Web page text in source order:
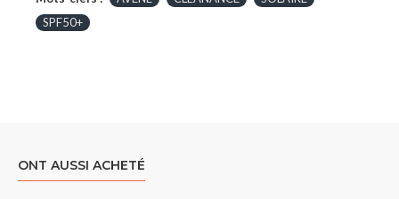
SPF50+
ONT AUSSI ACHETÉ